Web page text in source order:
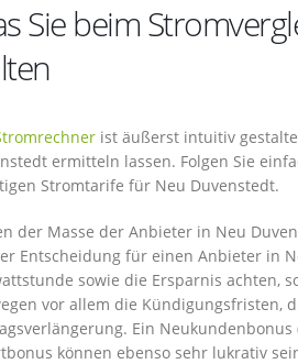
Sie beim
ist äußerst intuitiv
ermitteln lassen. Folgen Sie
Stromtarife für Neu Duvenstedt.
der Masse der Anbieter in Neu
Entscheidung für einen Anbieter in
sowie die Ersparnis achten,
vor allem die Kündigungsfristen,
Ein
können ebenso sehr lukrativ